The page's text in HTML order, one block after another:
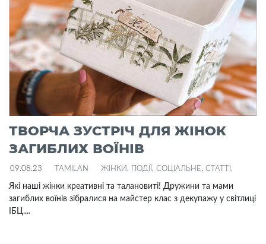
ТВОРЧА ЗУСТРІЧ ДЛЯ ЖІНОК
ЗАГИБЛИХ ВОЇНІВ
09.08.23 TAMILAN ЖІНКИ , ПОДІЇ , СОЦІАЛЬНЕ, СТАТТІ .
Які наші жінки креативні та талановиті! Дружини та мами
загиблих воїнів зібралися на майстер клас з декупажу у світлиці
ІБЦ....